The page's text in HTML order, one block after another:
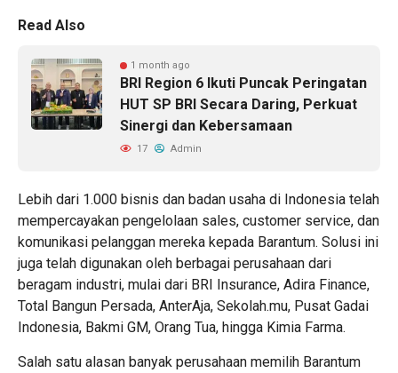
Read Also
1 month ago
BRI Region 6 Ikuti Puncak Peringatan
HUT SP BRI Secara Daring, Perkuat
Sinergi dan Kebersamaan
17 Admin
Lebih dari 1.000 bisnis dan badan usaha di Indonesia telah
mempercayakan pengelolaan sales, customer service, dan
komunikasi pelanggan mereka kepada Barantum. Solusi ini
juga telah digunakan oleh berbagai perusahaan dari
beragam industri, mulai dari BRI Insurance, Adira Finance,
Total Bangun Persada, AnterAja, Sekolah.mu, Pusat Gadai
Indonesia, Bakmi GM, Orang Tua, hingga Kimia Farma.
Salah satu alasan banyak perusahaan memilih Barantum